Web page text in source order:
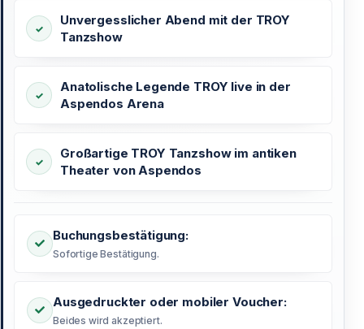
Unvergesslicher Abend mit der TROY
Tanzshow
Anatolische Legende TROY live in der
Aspendos Arena
Großartige TROY Tanzshow im antiken
Theater von Aspendos
Buchungsbestätigung:
Sofortige Bestätigung.
Ausgedruckter oder mobiler Voucher:
Beides wird akzeptiert.